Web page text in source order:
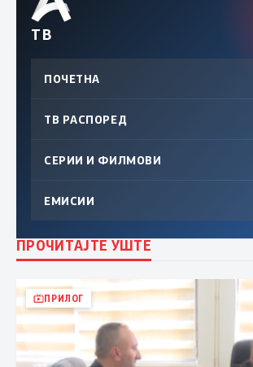
ТВ
ПОЧЕТНА
ТВ РАСПОРЕД
СЕРИИ И ФИЛМОВИ
ЕМИСИИ
ПРОЧИТАЈТЕ УШТЕ
ПРИЛОГ